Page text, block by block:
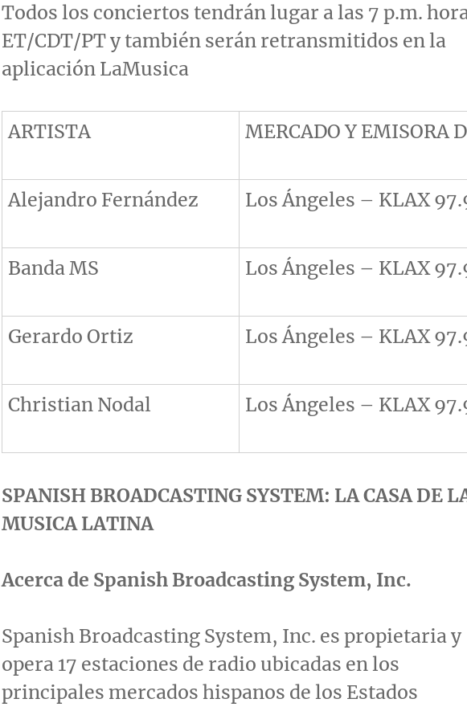
Todos los conciertos tendrán lugar a las 7 p.m.
ET/CDT/PT y también serán retransmitidos en la
aplicación LaMusica
ARTISTA MERCADO Y EMISORA
Alejandro Fernández Los Ángeles – KLAX
Banda MS Los Ángeles – KLAX
Gerardo Ortiz Los Ángeles – KLAX
Christian Nodal Los Ángeles – KLAX
SPANISH BROADCASTING SYSTEM: LA CASA DE
MUSICA LATINA
Acerca de Spanish Broadcasting System, Inc.
Spanish Broadcasting System, Inc. es propietaria y
opera 17 estaciones de radio ubicadas en los
principales mercados hispanos de los Estados